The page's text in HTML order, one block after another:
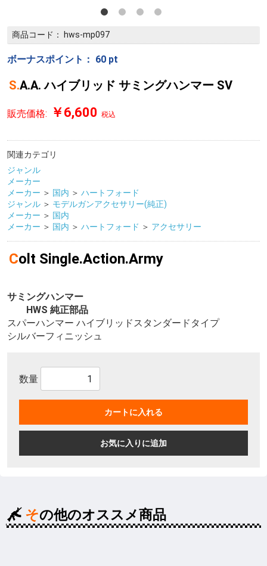
商品コード： hws-mp097
ボーナスポイント： 60 pt
S.A.A. ハイブリッド サミングハンマー SV
販売価格: ￥6,600 税込
関連カテゴリ
ジャンル
メーカー
メーカー ＞ 国内 ＞ ハートフォード
ジャンル ＞ モデルガンアクセサリー(純正)
メーカー ＞ 国内
メーカー ＞ 国内 ＞ ハートフォード ＞ アクセサリー
Colt Single.Action.Army
サミングハンマー
HWS 純正部品
スパーハンマー ハイブリッドスタンダードタイプ
シルバーフィニッシュ
数量
カートに入れる
お気に入りに追加
その他のオススメ商品